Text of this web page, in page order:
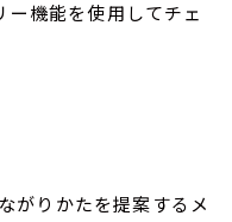
機能を使用してチェ
がりかたを提案するメ